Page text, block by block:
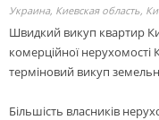
Украина, Киевская область,
Швидкий викуп квартир
комерційної нерухомості
терміновий викуп
Більшість власників